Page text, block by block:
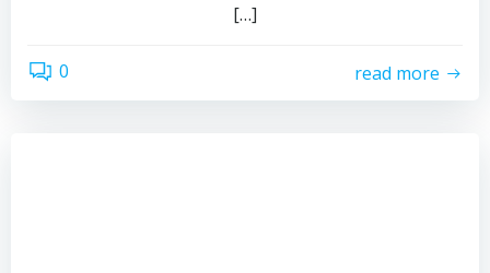
[…]
0 read more